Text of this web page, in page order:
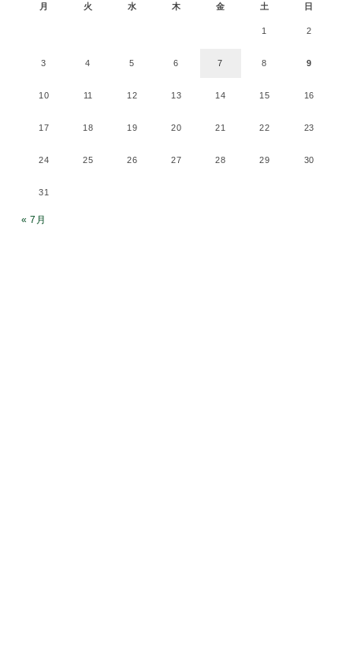
月 火 水 木 金 土 日
1 2
3 4 5 6 7 8 9
10 11 12 13 14 15 16
17 18 19 20 21 22 23
24 25 26 27 28 29 30
31
« 7月